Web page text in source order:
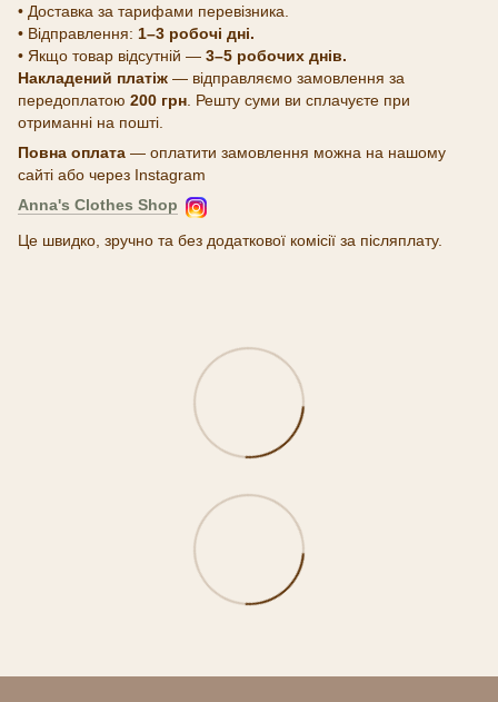
• Доставка за тарифами перевізника.
• Відправлення: 1–3 робочі дні.
• Якщо товар відсутній — 3–5 робочих днів.
Накладений платіж — відправляємо замовлення за
передоплатою 200 грн . Решту суми ви сплачуєте при
отриманні на пошті.
Повна оплата — оплатити замовлення можна на нашому
сайті або через Instagram
Anna's Clothes Shop
Це швидко, зручно та без додаткової комісії за післяплату.